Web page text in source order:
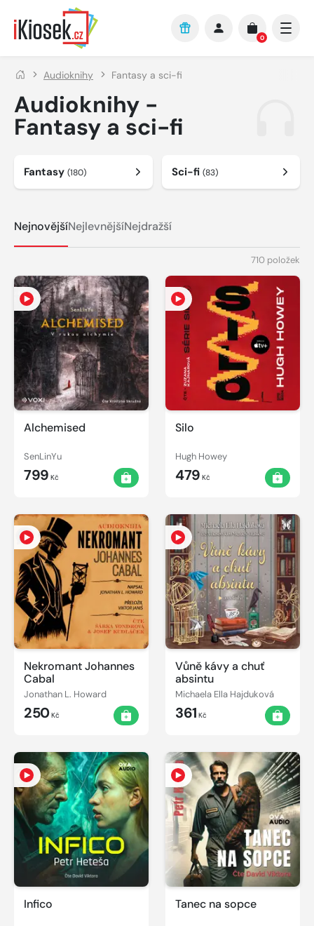
Přejít na hlavní obsah
0
Audioknihy Fantasy a sci-fi
Audioknihy -
Fantasy a sci-fi
Fantasy (180) Sci-fi (83)
NejnovějšíNejlevnějšíNejdražší
710 položek
Alchemised
SenLinYu
799 Kč
Silo
Hugh Howey
479 Kč
Nekromant Johannes
Cabal
Jonathan L. Howard
250Kč
Vůně kávy a chuť
absintu
Michaela Ella Hajduková
361 Kč
Infico Tanec na sopce